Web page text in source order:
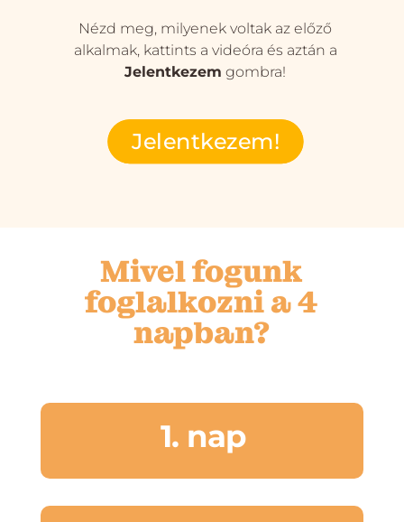
Nézd meg, milyenek voltak az előző
alkalmak, kattints a videóra és aztán a
Jelentkezem gombra!
Jelentkezem!
Mivel fogunk
foglalkozni a 4
napban?
1. nap